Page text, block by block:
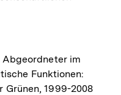
Abgeordneter im
Funktionen:
Grünen, 1999-2008